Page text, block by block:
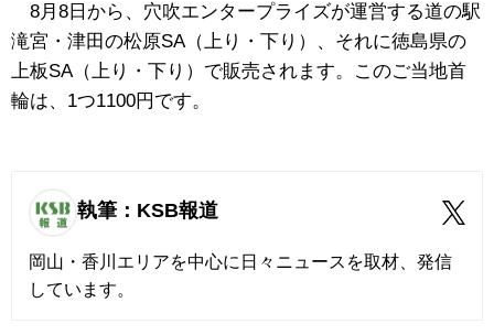
8月8日から、穴吹エンタープライズが運営する道の駅
滝宮・津田の松原SA（上り・下り）、それに徳島県の
上板SA（上り・下り）で販売されます。このご当地首
輪は、1つ1100円です。
執筆：KSB報道
岡山・香川エリアを中心に日々ニュースを取材、発信
しています。